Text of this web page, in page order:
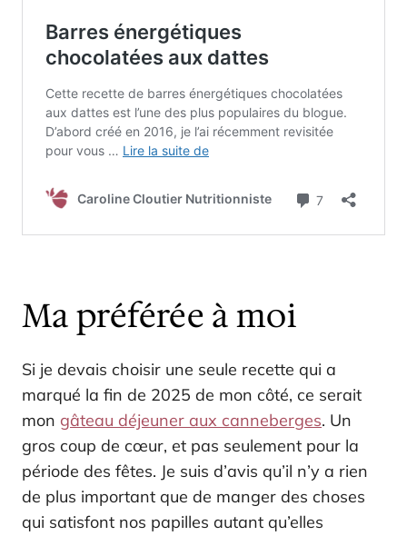
Ma préférée à moi
Si je devais choisir une seule recette qui a
marqué la fin de 2025 de mon côté, ce serait
mon gâteau déjeuner aux canneberges. Un
gros coup de cœur, et pas seulement pour la
période des fêtes. Je suis d’avis qu’il n’y a rien
de plus important que de manger des choses
qui satisfont nos papilles autant qu’elles